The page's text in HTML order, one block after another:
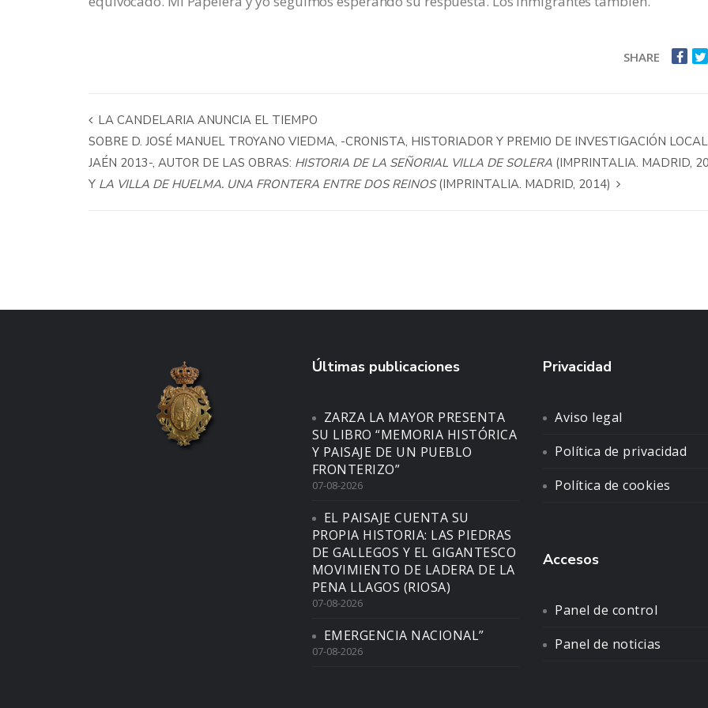
SHARE
LA CANDELARIA ANUNCIA EL TIEMPO
SOBRE D. JOSÉ MANUEL TROYANO VIEDMA, -CRONISTA, HISTORIADOR Y PREMIO DE INVESTIGACIÓN
JAÉN 2013-, AUTOR DE LAS OBRAS: HISTORIA DE LA SEÑORIAL VILLA DE SOLERA (IMPRINTALIA. MADRID,
Y LA VILLA DE HUELMA. UNA FRONTERA ENTRE DOS REINOS(IMPRINTALIA. MADRID, 2014)
Últimas publicaciones
ZARZA LA MAYOR PRESENTA
SU LIBRO “MEMORIA HISTÓRICA
Y PAISAJE DE UN PUEBLO
FRONTERIZO”
07-08-2026
EL PAISAJE CUENTA SU
PROPIA HISTORIA: LAS PIEDRAS
DE GALLEGOS Y EL GIGANTESCO
MOVIMIENTO DE LADERA DE LA
PENA LLAGOS (RIOSA)
07-08-2026
EMERGENCIA NACIONAL”
07-08-2026
Privacidad
Aviso legal
Política de privacidad
Política de cookies
Accesos
Panel de control
Panel de noticias